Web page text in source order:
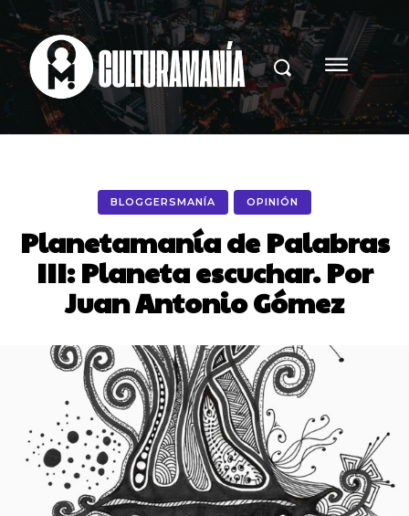
BLOGGERSMANÍA OPINIÓN
Planetamanía de Palabras
III: Planeta escuchar. Por
Juan Antonio Gómez